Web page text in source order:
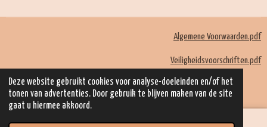
Deze website gebruikt cookies voor analyse-doeleinden en/of het
tonen van advertenties. Door gebruik te blijven maken van de site
gaat u hiermee akkoord.
Algemene Voorwaarden.pdf
Veiligheidsvoorschriften.pdf
© 2022 - 2026 Mom Kadootjes
Powered byJouwWeb